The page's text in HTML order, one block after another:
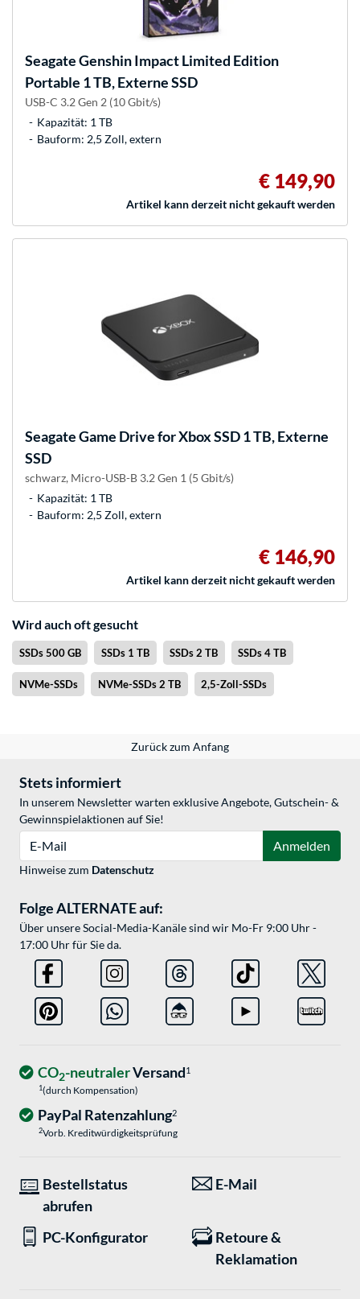
SeagateGenshin Impact Limited Edition
Portable 1 TB, Externe SSD
USB-C 3.2 Gen 2 (10 Gbit/s)
Kapazität: 1 TB
Bauform: 2,5 Zoll, extern
€ 149,90
Artikel kann derzeit nicht gekauft werden
SeagateGame Drive for Xbox SSD 1 TB, Externe
SSD
schwarz, Micro-USB-B 3.2 Gen 1 (5 Gbit/s)
Kapazität: 1 TB
Bauform: 2,5 Zoll, extern
€ 146,90
Artikel kann derzeit nicht gekauft werden
Wird auch oft gesucht
SSDs 500 GB SSDs 1 TB SSDs 2 TB SSDs 4 TB
NVMe-SSDs NVMe-SSDs 2 TB 2,5-Zoll-SSDs
Zurück zum Anfang
Stets informiert
In unserem Newsletter warten exklusive Angebote, Gutschein- &
Gewinnspielaktionen auf Sie!
Anmelden
Hinweise zum Datenschutz
Folge ALTERNATE auf:
Über unsere Social-Media-Kanäle sind wir Mo-Fr 9:00 Uhr -
17:00 Uhr für Sie da.
CO2-neutralerVersand1
1(durch Kompensation)
PayPal Ratenzahlung2
2Vorb. Kreditwürdigkeitsprüfung
Bestellstatus
abrufen
E-Mail
PC-Konfigurator
Retoure &
Reklamation